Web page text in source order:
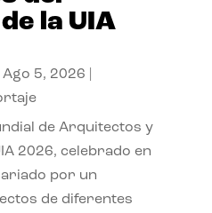
la UIA
Ago 5, 2026
de Arquitectos y
2026, celebrado en
por un
de diferentes